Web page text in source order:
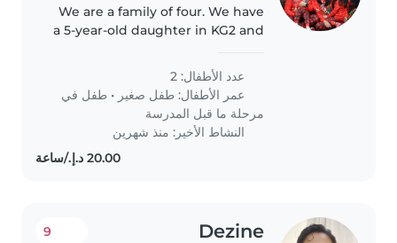
We are a family of four. We have
a 5-year-old daughter in KG2 and
special attention due to a
speech delay. My husband and I
both work full-time, and we..
عدد الأطفال: 2
عمر الأطفال: طفل صغير • طفل في
مرحلة ما قبل المدرسة
النشاط الأخير: منذ شهرين
Dezine
9